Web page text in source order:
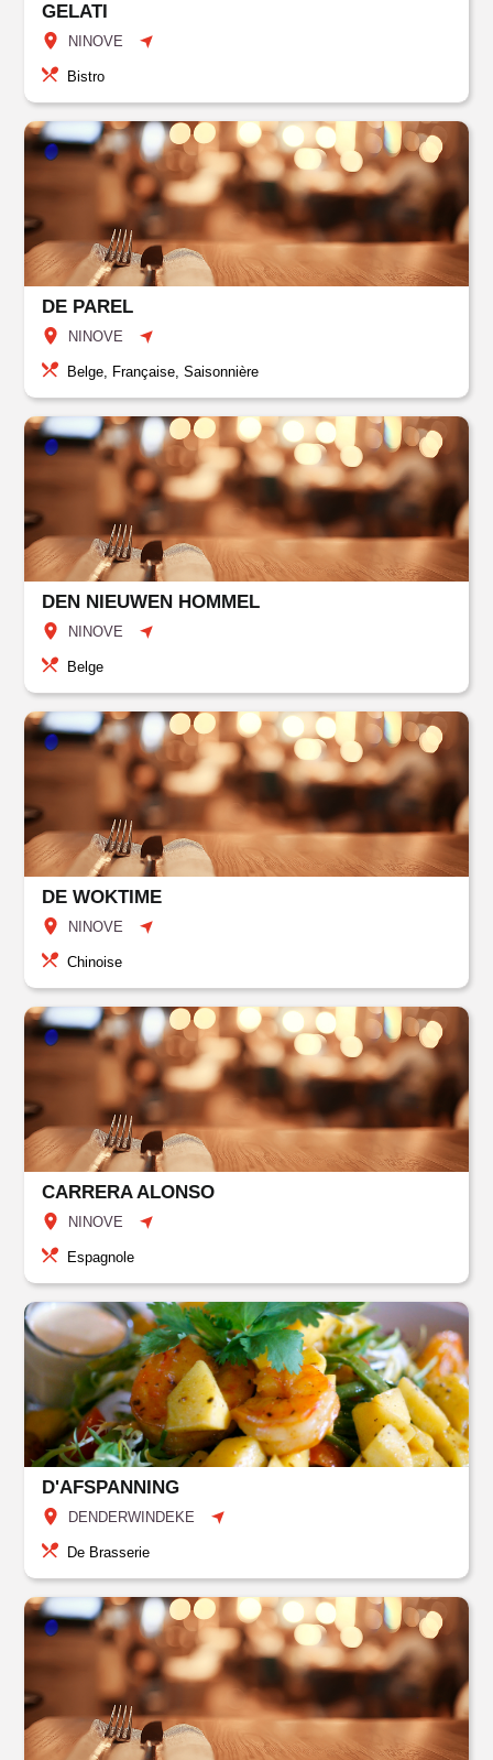
GELATI
NINOVE
Bistro
DE PAREL
NINOVE
Belge, Française, Saisonnière
DEN NIEUWEN HOMMEL
NINOVE
Belge
DE WOKTIME
NINOVE
Chinoise
CARRERA ALONSO
NINOVE
Espagnole
D'AFSPANNING
DENDERWINDEKE
De Brasserie